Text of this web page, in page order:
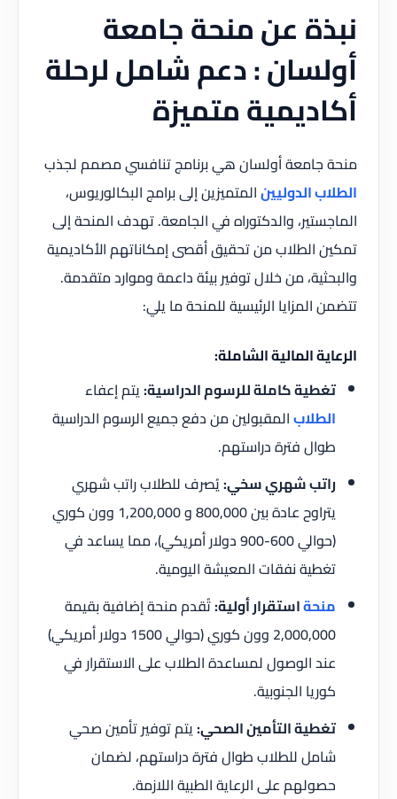
نبذة عن منحة جامعة
أولسان : دعم شامل لرحلة
أكاديمية متميزة
منحة جامعة أولسان هي برنامج تنافسي مصمم لجذب
الطلاب الدوليينالمتميزين إلى برامج البكالوريوس،
الماجستير، والدكتوراه في الجامعة. تهدف المنحة إلى
تمكين الطلاب من تحقيق أقصى إمكاناتهم الأكاديمية
والبحثية، من خلال توفير بيئة داعمة وموارد متقدمة.
تتضمن المزايا الرئيسية للمنحة ما يلي:
الرعاية المالية الشاملة:
تغطية كاملة للرسوم الدراسية:يتم إعفاء
الطلابالمقبولين من دفع جميع الرسوم الدراسية
طوال فترة دراستهم.
راتب شهري سخي:يُصرف للطلاب راتب شهري
يتراوح عادة بين 800,000 و 1,200,000 وون كوري
(حوالي 600-900 دولار أمريكي)، مما يساعد في
تغطية نفقات المعيشة اليومية.
منحةاستقرار أولية:تُقدم منحة إضافية بقيمة
2,000,000 وون كوري (حوالي 1500 دولار أمريكي)
عند الوصول لمساعدة الطلاب على الاستقرار في
كوريا الجنوبية.
تغطية التأمين الصحي:يتم توفير تأمين صحي
شامل للطلاب طوال فترة دراستهم، لضمان
حصولهم على الرعاية الطبية اللازمة.